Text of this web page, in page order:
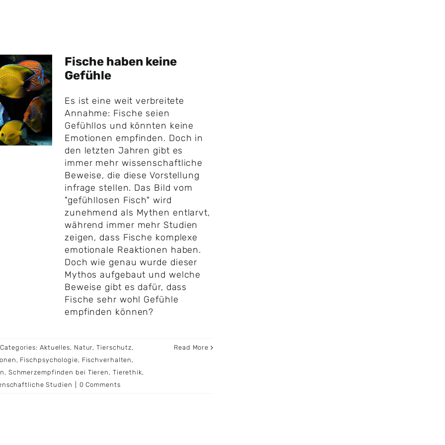
Fische haben keine
Gefühle
Es ist eine weit verbreitete
Annahme: Fische seien
Gefühllos und könnten keine
Emotionen empfinden. Doch in
den letzten Jahren gibt es
immer mehr wissenschaftliche
Beweise, die diese Vorstellung
infrage stellen. Das Bild vom
"gefühllosen Fisch" wird
zunehmend als Mythen entlarvt,
während immer mehr Studien
zeigen, dass Fische komplexe
emotionale Reaktionen haben.
Doch wie genau wurde dieser
Mythos aufgebaut und welche
Beweise gibt es dafür, dass
Fische sehr wohl Gefühle
empfinden können?
Categories: Aktuelles, Natur,Tierschutz,
, Fischpsychologie, Fischverhalten ,
, Schmerzempfinden bei Tieren , Tierethik,
Studien 0 Comments
Read More